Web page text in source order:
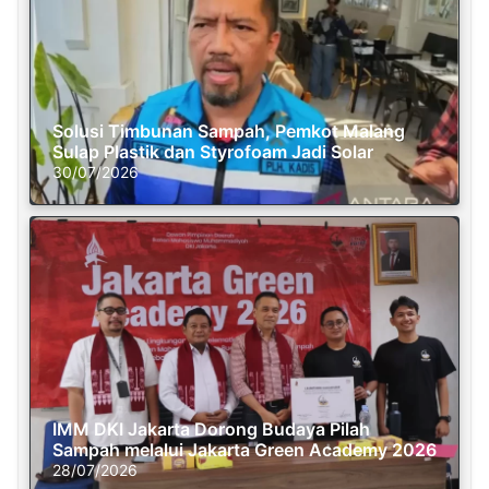
Solusi Timbunan Sampah, Pemkot Malang
Sulap Plastik dan Styrofoam Jadi Solar
30/07/2026
IMM DKI Jakarta Dorong Budaya Pilah
Sampah melalui Jakarta Green Academy 2026
28/07/2026